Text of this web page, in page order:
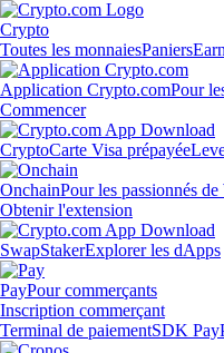
Crypto
Toutes les monnaiesPaniersEarn
Application Crypto.comPour
Commencer
CryptoCarte Visa prépayée
OnchainPour les passionnés de
Obtenir l'extension
SwapStakerExplorer les dApps
PayPour commerçants
Inscription commerçant
Terminal de paiementSDK Pay